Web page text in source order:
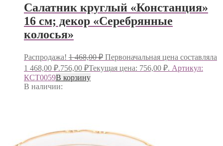
Салатник круглый «Констанция»
16 см; декор «Серебрянные
колосья»
Распродажа! 1 468,00₽ Первоначальная цена составляла
1 468,00 ₽.756,00 ₽Текущая цена: 756,00 ₽. Артикул:
КСТ0059В корзину
В наличии: